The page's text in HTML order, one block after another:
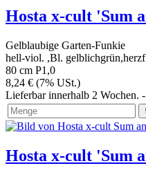
Hosta x-cult 'Sum
Gelblaubige Garten-Funkie
hell-viol. ,Bl.
80 cm P1,0
8,24 € (7% USt.)
Lieferbar innerhalb 2 Wochen.
Hosta x-cult 'Sum